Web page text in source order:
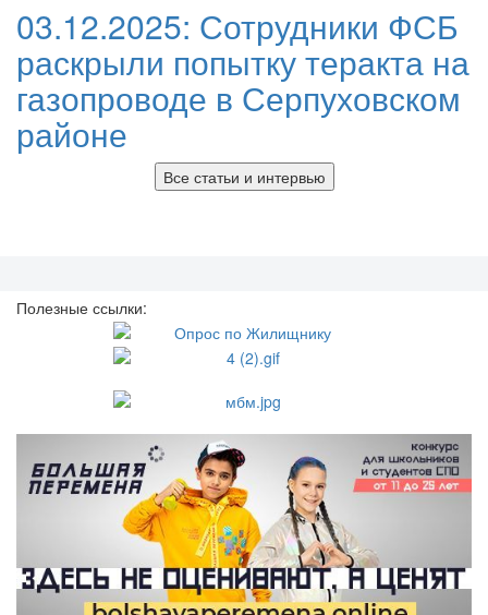
03.12.2025: Сотрудники ФСБ
раскрыли попытку теракта на
газопроводе в Серпуховском
районе
Все статьи и интервью
Полезные ссылки: